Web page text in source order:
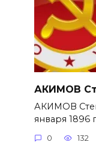
АКИМОВ
АКИМОВ
января 1896
0 132